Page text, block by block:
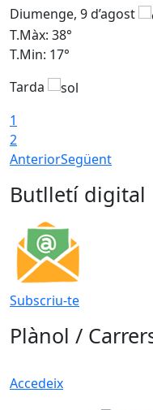
Diumenge, 9 d’agost
T.Màx: 38°
T.Min: 17°
Tarda
1
2
AnteriorSegüent
Butlletí digital
Subscriu-te
Plànol /
Accedeix